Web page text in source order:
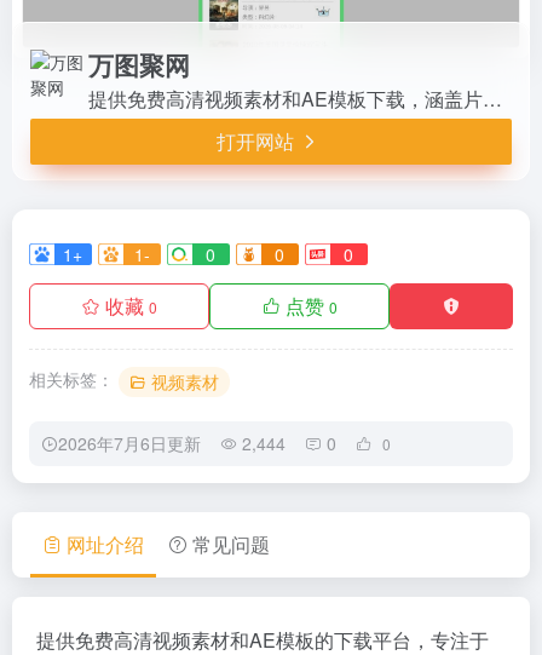
万图聚网
提供免费高清视频素材和AE模板下载，涵盖片头、背景等，适合视频创作者。界面简洁，支持快速搜索和一键下载，素材定期更新，满足多样化创作需求，是高效获取视频资源的理想平台。
打开网站
1+ 1- 0 0 0
收藏 0 点赞 0
相关标签： 视频素材
2026年7月6日更新 2,444 0 0
网址介绍 常见问题
提供免费高清视频素材和AE模板的下载平台，专注于